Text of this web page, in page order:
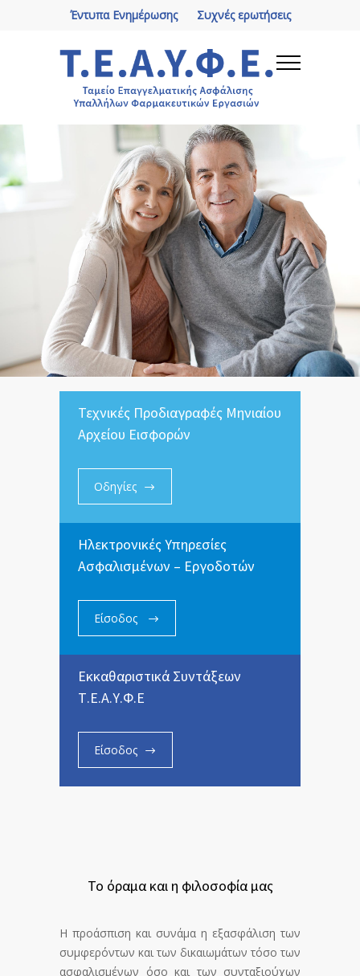
Συχνές ερωτήσεις
Έντυπα Ενημέρωσης
Τεχνικές Προδιαγραφές Μηνιαίου
Αρχείου Εισφορών
Οδηγίες
Ηλεκτρονικές Υπηρεσίες
Ασφαλισμένων – Εργοδοτών
Είσοδος
Εκκαθαριστικά Συντάξεων
Τ.Ε.Α.Υ.Φ.Ε
Είσοδος
Το όραμα και η φιλοσοφία μας
Η προάσπιση και συνάμα η εξασφάλιση των
συμφερόντων και των δικαιωμάτων τόσο των
ασφαλισμένων όσο και των συνταξιούχων